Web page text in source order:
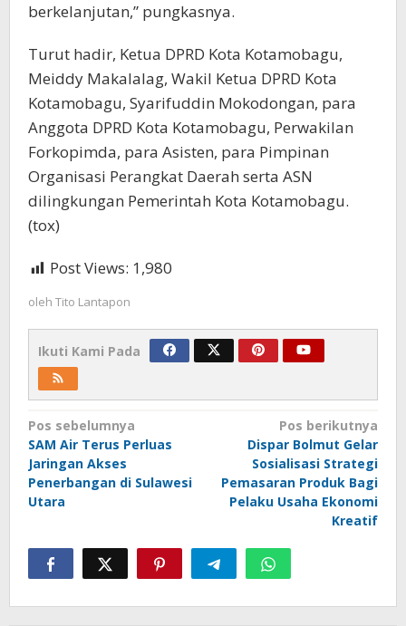
berkelanjutan,” pungkasnya.
Turut hadir, Ketua DPRD Kota Kotamobagu,
Meiddy Makalalag, Wakil Ketua DPRD Kota
Kotamobagu, Syarifuddin Mokodongan, para
Anggota DPRD Kota Kotamobagu, Perwakilan
Forkopimda, para Asisten, para Pimpinan
Organisasi Perangkat Daerah serta ASN
dilingkungan Pemerintah Kota Kotamobagu.
(tox)
Post Views: 1,980
oleh Tito Lantapon
Ikuti Kami Pada
Navigasi
pos
Pos sebelumnya
SAM Air Terus Perluas
Jaringan Akses
Penerbangan di Sulawesi
Utara
Pos berikutnya
Dispar Bolmut Gelar
Sosialisasi Strategi
Pemasaran Produk Bagi
Pelaku Usaha Ekonomi
Kreatif